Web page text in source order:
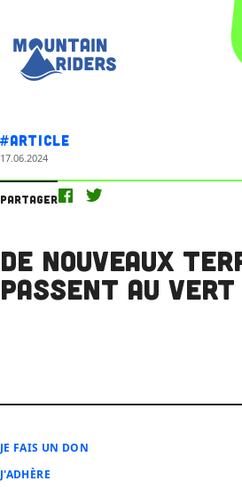
On parle de
#Article
17.06.2024
Partager
De nouveaux
passent au vert
JE FAIS UN DON
J'ADHÈRE